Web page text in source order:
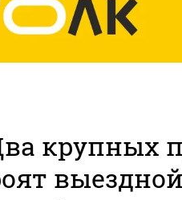
крупных